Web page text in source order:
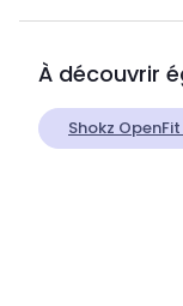
À découvrir
Shokz OpenFit